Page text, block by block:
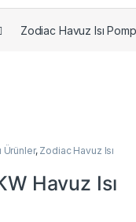
Zodiac Havuz Isı
Ürünler, Zodiac Havuz Isı
Havuz Isı